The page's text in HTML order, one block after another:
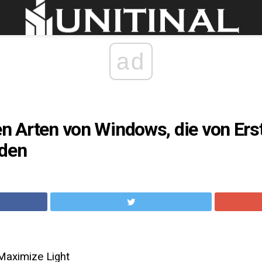
ad
Arten von Windows, die von
Light